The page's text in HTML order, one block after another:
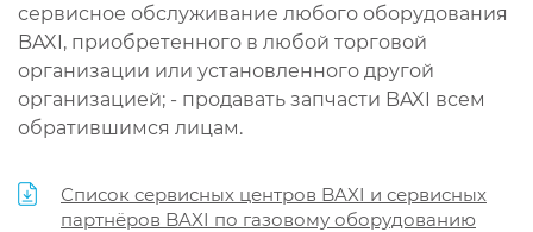
сервисное обслуживание любого оборудования
BAXI, приобретенного в любой торговой
организации или установленного другой
организацией; - продавать запчасти BAXI всем
обратившимся лицам.
Список сервисных центров BAXI и сервисных
партнёров BAXI по газовому оборудованию